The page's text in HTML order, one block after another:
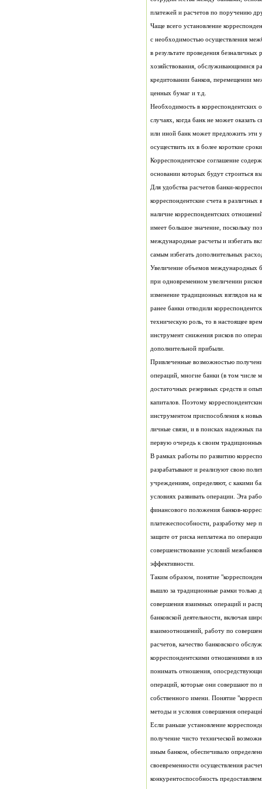
платежей и расчетов по поручению
Чаще всего установление
хозяйствования, обслуживающимися
ценных бумаг и т.д.
осуществить их в более короткие
основании которых будут строиться
самым избегать дополнительных
Увеличение объемов международных
дополнительной прибыли.
первую очередь к своим
эффективности.
вышло за традиционные рамки только
собственного имени. Понятие
методы и условия совершения